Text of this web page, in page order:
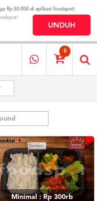
0
Minimal : Rp 300rb